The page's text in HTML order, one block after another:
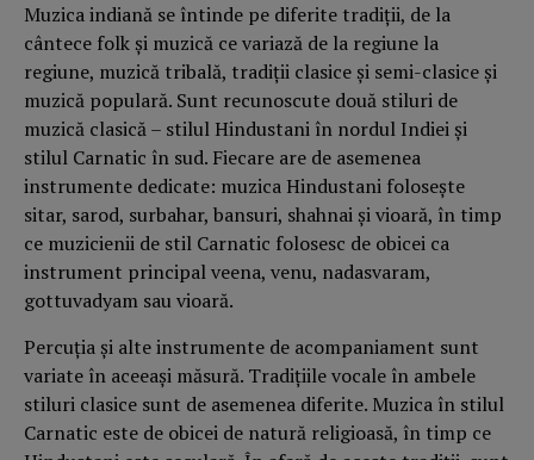
Muzica indiană se întinde pe diferite tradiții, de la
cântece folk și muzică ce variază de la regiune la
regiune, muzică tribală, tradiții clasice și semi-clasice și
muzică populară. Sunt recunoscute două stiluri de
muzică clasică – stilul Hindustani în nordul Indiei și
stilul Carnatic în sud. Fiecare are de asemenea
instrumente dedicate: muzica Hindustani folosește
sitar, sarod, surbahar, bansuri, shahnai și vioară, în timp
ce muzicienii de stil Carnatic folosesc de obicei ca
instrument principal veena, venu, nadasvaram,
gottuvadyam sau vioară.
Percuția și alte instrumente de acompaniament sunt
variate în aceeași măsură. Tradițiile vocale în ambele
stiluri clasice sunt de asemenea diferite. Muzica în stilul
Carnatic este de obicei de natură religioasă, în timp ce